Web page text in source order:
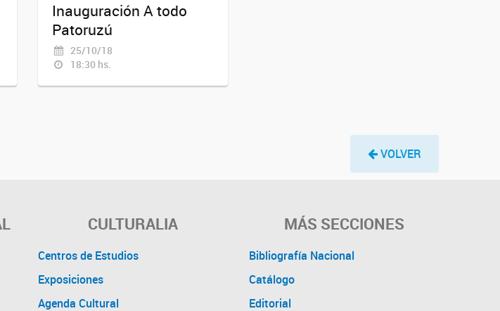
Inauguración A todo
Patoruzú
25/10/18
18:30 hs.
VOLVER
CULTURALIA
Centros de Estudios
Exposiciones
Agenda Cultural
MÁS SECCIONES
Bibliografía Nacional
Catálogo
Editorial